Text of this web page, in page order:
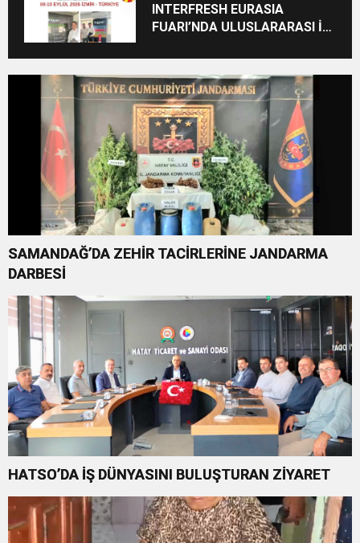
INTERFRESH EURASIA
FUARI’NDA ULUSLARARASI İŞ
BAŞLADI
SAMANDAĞ’DA ZEHİR TACİRLERİNE JANDARMA
DARBESİ
HATSO’DA İŞ DÜNYASINI BULUŞTURAN ZİYARET